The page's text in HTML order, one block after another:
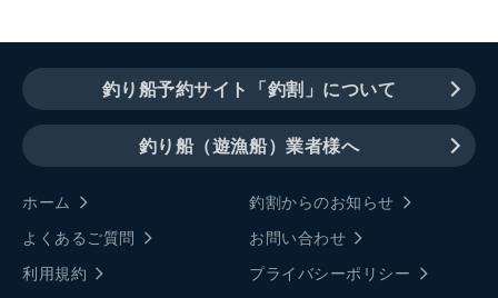
釣り船予約サイト「釣割」について
釣り船（遊漁船）業者様へ
ホーム
釣割からのお知らせ
よくあるご質問
お問い合わせ
利用規約
プライバシーポリシー